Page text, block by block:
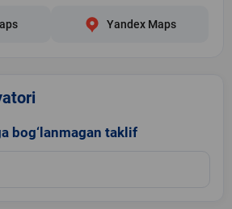
Yandex Maps
bog‘lanmagan taklif